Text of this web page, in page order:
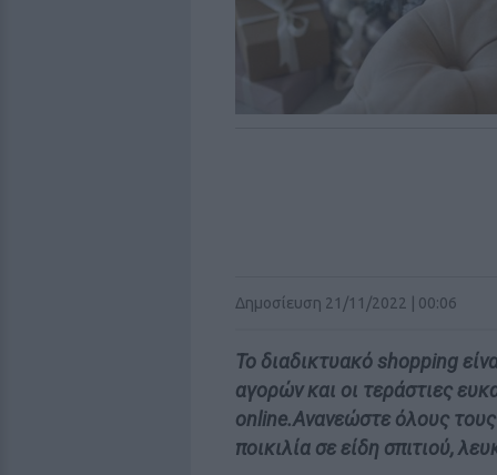
Δημοσίευση 21/11/2022 | 00:06
Το διαδικτυακό shopping
αγορών και οι τεράστιες
online.Ανανεώστε όλους
ποικιλία σε είδη σπιτιού,